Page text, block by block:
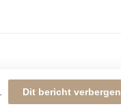
Dit bericht verbergen